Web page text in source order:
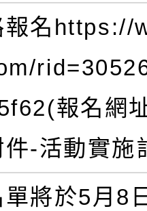
報名https://
報名網
件-活動實施
單將於5月8